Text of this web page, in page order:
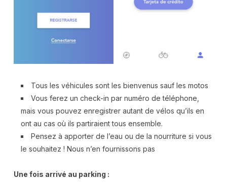
Tous les véhicules sont les bienvenus sauf les motos
Vous ferez un check-in par numéro de téléphone,
mais vous pouvez enregistrer autant de vélos qu’ils en
ont au cas où ils partiraient tous ensemble.
Pensez à apporter de l’eau ou de la nourriture si vous
le souhaitez ! Nous n’en fournissons pas
Une fois arrivé au parking :